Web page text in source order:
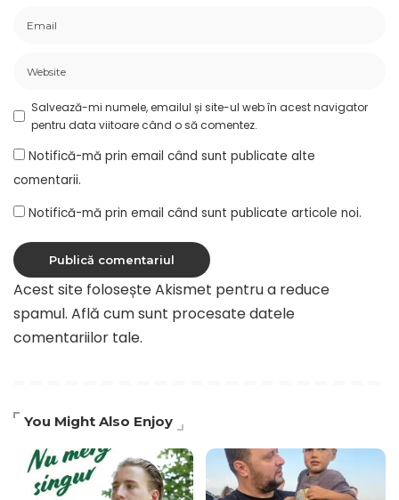
Salvează-mi numele, emailul și site-ul web în acest navigator
pentru data viitoare când o să comentez.
Notifică-mă prin email când sunt publicate alte
comentarii.
Notifică-mă prin email când sunt publicate articole noi.
Acest site folosește Akismet pentru a reduce
spamul. Află cum sunt procesate datele
comentariilor tale.
You Might Also Enjoy